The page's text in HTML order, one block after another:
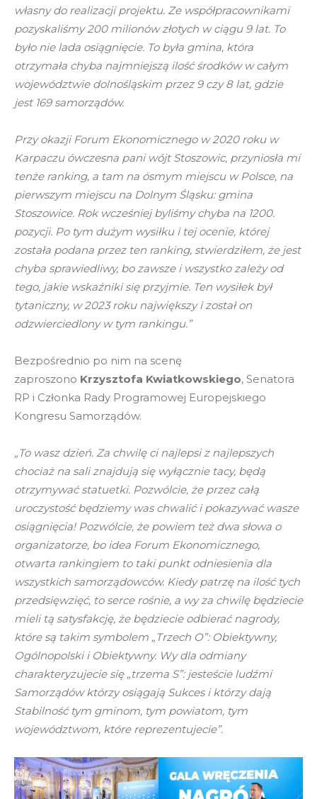
własny do realizacji projektu. Ze współpracownikami
pozyskaliśmy 200 milionów złotych w ciągu 9 lat. To
było nie lada osiągnięcie. To była gmina, która
otrzymała chyba najmniejszą ilość środków w całym
województwie dolnośląskim przez 9 czy 8 lat, gdzie
jest 169 samorządów.
Przy okazji Forum Ekonomicznego w 2020 roku w
Karpaczu ówczesna pani wójt Stoszowic, przyniosła mi
tenże ranking, a tam na ósmym miejscu w Polsce, na
pierwszym miejscu na Dolnym Śląsku: gmina
Stoszowice. Rok wcześniej byliśmy chyba na 1200.
pozycji. Po tym dużym wysiłku i tej ocenie, której
została podana przez ten ranking, stwierdziłem, że jest
chyba sprawiedliwy, bo zawsze i wszystko zależy od
tego, jakie wskaźniki się przyjmie. Ten wysiłek był
tytaniczny, w 2023 roku największy i został on
odzwierciedlony w tym rankingu.”
Bezpośrednio po nim na scenę
zaproszono Krzysztofa Kwiatkowskiego, Senatora
RP i Członka Rady Programowej Europejskiego
Kongresu Samorządów.
„To wasz dzień. Za chwilę ci najlepsi z najlepszych
chociaż na sali znajdują się wyłącznie tacy, będą
otrzymywać statuetki. Pozwólcie, że przez całą
uroczystość będziemy was chwalić i pokazywać wasze
osiągnięcia! Pozwólcie, że powiem też dwa słowa o
organizatorze, bo idea Forum Ekonomicznego,
otwarta rankingiem to taki punkt odniesienia dla
wszystkich samorządowców. Kiedy patrzę na ilość tych
przedsięwzięć, to serce rośnie, a wy za chwilę będziecie
mieli tą satysfakcję, że będziecie odbierać nagrody,
które są takim symbolem „Trzech O”: Obiektywny,
Ogólnopolski i Obiektywny. Wy dla odmiany
charakteryzujecie się „trzema S”: jesteście ludźmi
Samorządów którzy osiągają Sukces i którzy dają
Stabilność tym gminom, tym powiatom, tym
województwom, które reprezentujecie”.